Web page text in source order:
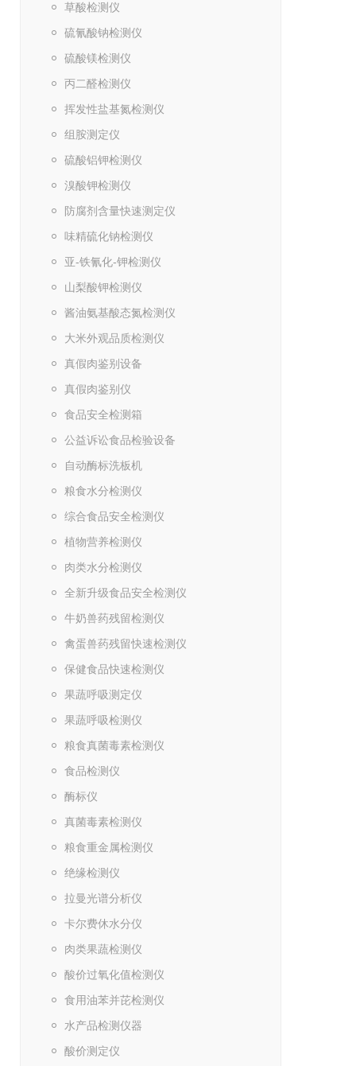
草酸检测仪
硫氰酸钠检测仪
硫酸镁检测仪
丙二醛检测仪
挥发性盐基氮检测仪
组胺测定仪
硫酸铝钾检测仪
溴酸钾检测仪
防腐剂含量快速测定仪
味精硫化钠检测仪
亚-铁氰化-钾检测仪
山梨酸钾检测仪
酱油氨基酸态氮检测仪
大米外观品质检测仪
真假肉鉴别设备
真假肉鉴别仪
食品安全检测箱
公益诉讼食品检验设备
自动酶标洗板机
粮食水分检测仪
综合食品安全检测仪
植物营养检测仪
肉类水分检测仪
全新升级食品安全检测仪
牛奶兽药残留检测仪
禽蛋兽药残留快速检测仪
保健食品快速检测仪
果蔬呼吸测定仪
果蔬呼吸检测仪
粮食真菌毒素检测仪
食品检测仪
酶标仪
真菌毒素检测仪
粮食重金属检测仪
绝缘检测仪
拉曼光谱分析仪
卡尔费休水分仪
肉类果蔬检测仪
酸价过氧化值检测仪
食用油苯并芘检测仪
水产品检测仪器
酸价测定仪